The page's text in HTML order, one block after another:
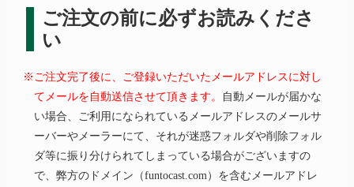
ご注文の前に必ずお読みくださ
い
※ご注文完了後に、ご登録いただいたメールアドレスに対し
てメールを自動送信させて頂きます。
自動メールが届かな
い場合、ご利用になられているメールアドレスのメールサ
ーバーやメーラーにて、それが迷惑フォルダや削除フォル
ダ等に振り分けられてしまっている場合がございますの
で、弊方のドメイン（funtocast.com）を含むメールアドレ